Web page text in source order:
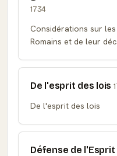
1734
Considérations sur
Romains et de leur
De l'esprit des lois
De l'esprit des lois
Défense de